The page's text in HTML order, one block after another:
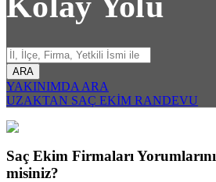
ARA
YAKINIMDA ARA
UZAKTAN SAÇ EKİM RANDEVU
Saç Ekim Firmaları Yorumlarını
misiniz?